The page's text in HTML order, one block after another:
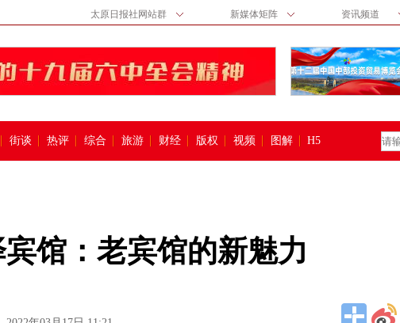
太原日报社网站群 新媒体矩阵 资讯频道
街谈 热评 综合 旅游 财经 版权 视频 图解 H5
馆：老宾馆的新魅力